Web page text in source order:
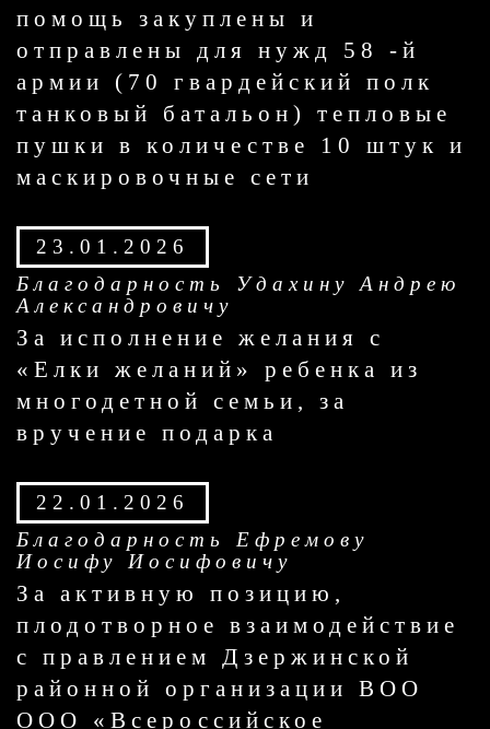
помощь закуплены и
отправлены для нужд 58 -й
армии (70 гвардейский полк
танковый батальон) тепловые
пушки в количестве 10 штук и
маскировочные сети
23.01.2026
Благодарность Удахину Андрею
Александровичу
За исполнение желания с
«Елки желаний» ребенка из
многодетной семьи, за
вручение подарка
22.01.2026
Благодарность Ефремову
Иосифу Иосифовичу
За активную позицию,
плодотворное взаимодействие
с правлением Дзержинской
районной организации ВОО
ООО «Всероссийское